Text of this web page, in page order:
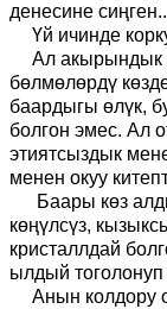
денесине
Үй ичинде
Ал акырындык
бөлмөлөрдү
баардыгы өлүк,
болгон эмес. Ал
этиятсыздык
менен окуу
Баары көз
көңүлсүз,
кристаллдай
ылдый тоголонуп
Анын колдору